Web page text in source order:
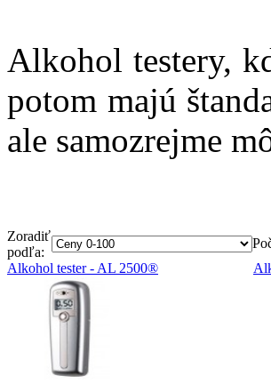
Alkohol testery,
potom majú
ale samozrejme
Zoradiť
podľa:
Alkohol tester - AL 2500®